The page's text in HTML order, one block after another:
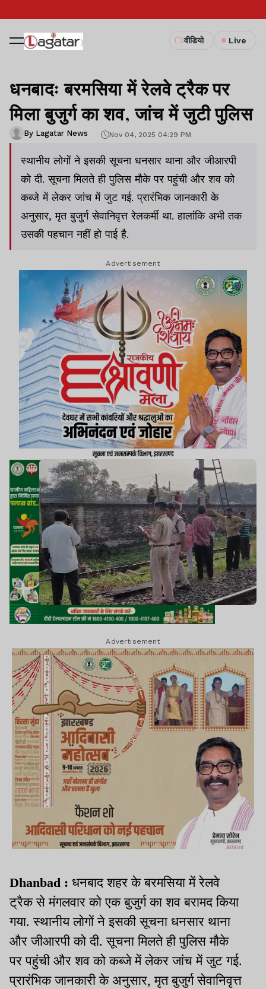
वीडियो Live
धनबादः बरमसिया में रेलवे ट्रैक पर
मिला बुजुर्ग का शव, जांच में जुटी पुलिस
By Lagatar News Nov 04, 2025 04:29 PM
स्थानीय लोगों ने इसकी सूचना धनसार थाना और जीआरपी
को दी. सूचना मिलते ही पुलिस मौके पर पहुंची और शव को
कब्जे में लेकर जांच में जुट गई. प्रारंभिक जानकारी के
अनुसार, मृत बुजुर्ग सेवानिवृत्त रेलकर्मी था. हालांकि अभी तक
उसकी पहचान नहीं हो पाई है.
Advertisement
Advertisement
Dhanbad : धनबाद शहर के बरमसिया में रेलवे
ट्रैक से मंगलवार को एक बुजुर्ग का शव बरामद किया
गया. स्थानीय लोगों ने इसकी सूचना धनसार थाना
और जीआरपी को दी. सूचना मिलते ही पुलिस मौके
पर पहुंची और शव को कब्जे में लेकर जांच में जुट गई.
प्रारंभिक जानकारी के अनुसार, मृत बुजुर्ग सेवानिवृत्त